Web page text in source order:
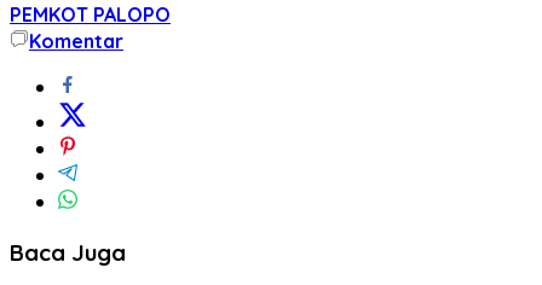
PEMKOT PALOPO
Komentar
Baca Juga